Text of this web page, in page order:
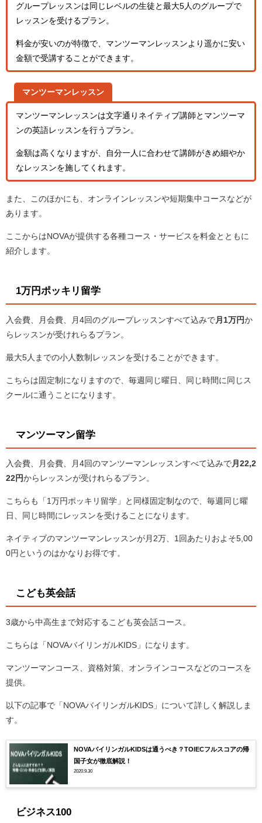
グループレッスンは同じレベルの生徒と最大5人のグループで
レッスンを受けるプラン。
料金が安いのが特徴で、マンツーマンレッスンより遥かに安い
金額で受講することができます。
マンツーマンレッスン
マンツーマンレッスンは文字通りネイティブ講師とマンツーマ
ンの英語レッスンを行うプラン。
金額は高くなりますが、自分一人に合わせて講師がきめ細やか
なレッスンを施してくれます。
また、このほかにも、オンラインレッスンや短期集中コースなどが
あります。
ここからはNOVAが提供する各種コース・サービスを料金とともに
紹介します。
1万円ポッキリ留学
入会費、月会費、月4回のグループレッスンすべて込みで 月1万円か
らレッスンが受けれらるプラン。
最大5人までの小人数制レッスンを受けることができます。
こちらは固定制になりますので、毎週同じ曜日、同じ時間に同じス
クールに通うことになります。
マンツーマン留学
入会費、月会費、月4回のマンツーマンレッスンすべて込みで 月22,2
22円からレッスンが受けれらるプラン。
こちらも「1万円ポッキリ留学」と同様固定制なので、毎週同じ曜
日、同じ時間にレッスンを受けることになります。
ネイティブのマンツーマンレッスンが月2万、1回あたりおよそ5,00
0円というのはかなりお得です。
こども英会話
3歳から中高生まで対応するこども英会話コース。
こちらは「NOVAバイリンガルKIDS」になります。
マンツーマンコース、資格対策、オンラインコースなどのコースを
提供。
以下の記事で「NOVAバイリンガルKIDS」について詳しく解説しま
す。
NOVAバイリンガルKIDSは通うべき？TOIECフルスコアの帰
国子女が徹底解説！
2020.9.30
ビジネス100